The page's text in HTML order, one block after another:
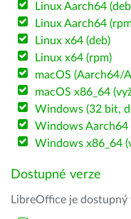
Linux Aarch64
Linux Aarch64
Linux x64 (deb)
Linux x64 (rpm)
macOS (Aarch64/
macOS x86_64
Windows (32 bit,
Windows Aarch64
Windows x86_64
Dostupné verze
LibreOffice je dostupný